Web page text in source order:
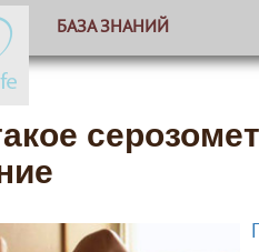
БАЗА ЗНАНИЙ